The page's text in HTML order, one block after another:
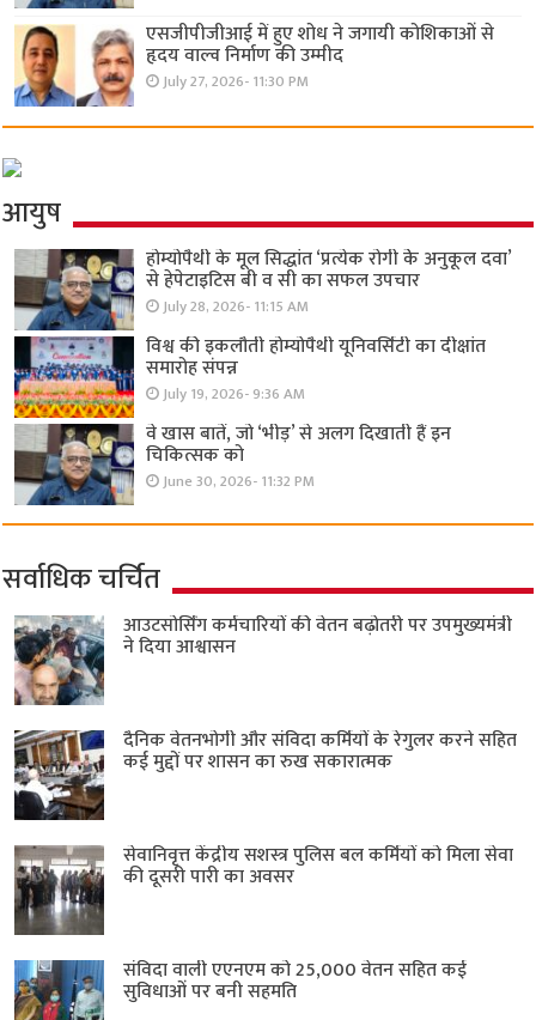
एसजीपीजीआई में हुए शोध ने जगायी कोशिकाओं से
हृदय वाल्व निर्माण की उम्मीद
July 27, 2026- 11:30 PM
आयुष
होम्योपैथी के मूल सिद्धांत ‘प्रत्येक रोगी केे अनुकूल दवा’
से हेपेटाइटिस बी व सी का सफल उपचार
July 28, 2026- 11:15 AM
विश्व की इकलौती होम्योपैथी यूनिवर्सिटी का दीक्षांत
समारोह संपन्न
July 19, 2026- 9:36 AM
वे खास बातें, जो ‘भीड़’ से अलग दिखाती हैं इन
चिकित्सक को
June 30, 2026- 11:32 PM
सर्वाधिक चर्चित
आउटसोर्सिंग कर्मचारियों की वेतन बढ़ोतरी पर उपमुख्यमंत्री
ने दिया आश्वासन
दैनिक वेतनभोगी और संविदा कर्मियों के रेगुलर करने सहित
कई मुद्दों पर शासन का रुख सकारात्मक
सेवानिवृत्त केंद्रीय सशस्त्र पुलिस बल ​कर्मियों को मिला सेवा
की दूसरी पारी का अवसर
संविदा वाली एएनएम को 25,000 वेतन सहित कई
सुविधाओं पर बनी सहमति